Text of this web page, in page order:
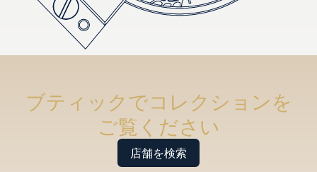
ブティックでコレクションを
ご覧ください
店舗を検索